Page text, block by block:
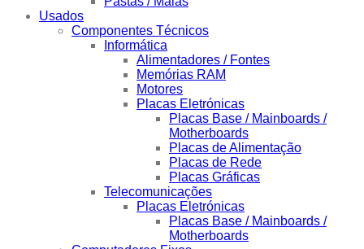
Usados
Componentes Técnicos
Informática
Alimentadores / Fontes
Memórias RAM
Motores
Placas Eletrónicas
Placas Base / Mainboards /
Motherboards
Placas de Alimentação
Placas de Rede
Placas Gráficas
Telecomunicações
Placas Eletrónicas
Placas Base / Mainboards /
Motherboards